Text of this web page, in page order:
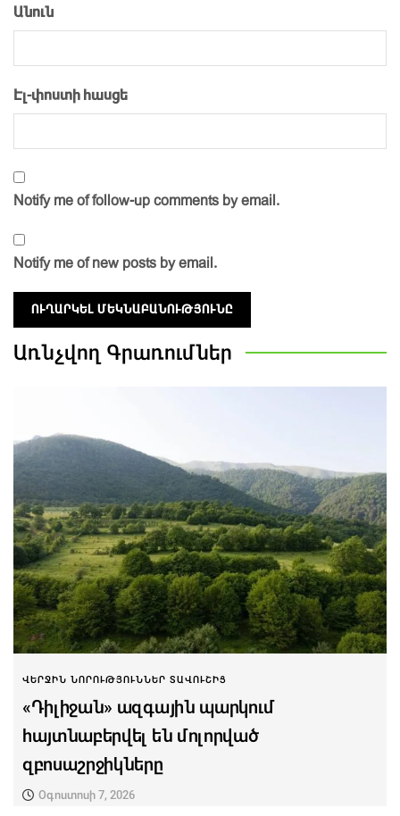
Անուն
Էլ-փոստի հասցե
Notify me of follow-up comments by email.
Notify me of new posts by email.
Առնչվող Գրառումներ
ՎԵՐՋԻՆ ՆՈՐՈՒԹՅՈՒՆՆԵՐ ՏԱՎՈՒՇԻՑ
«Դիլիջան» ազգային պարկում
հայտնաբերվել են մոլորված
զբոսաշրջիկները
Օգոստոսի 7, 2026